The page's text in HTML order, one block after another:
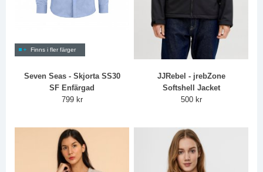
Finns i fler färger
Seven Seas - Skjorta SS30
SF Enfärgad
799 kr
JJRebel - jrebZone
Softshell Jacket
500 kr